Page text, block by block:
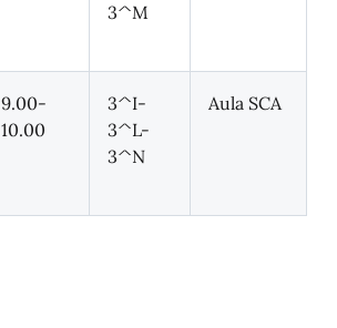
3^M
9.00-
10.00
3^I-
3^L-
3^N
Aula SCA